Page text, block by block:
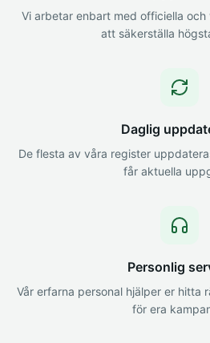
Vi arbetar enbart med officiella
att säkerställa
Daglig
De flesta av våra register
får aktuella
Personlig
Vår erfarna personal hjälper er hitta
för era